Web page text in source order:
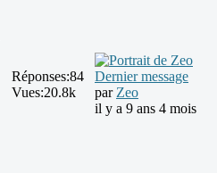
Réponses:84
Vues:20.8k
Dernier message
par Zeo
il y a 9 ans 4 mois